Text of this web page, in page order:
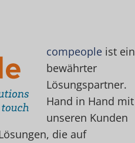
compeople ist ein
bewährter
Lösungspartner.
Hand in Hand mit
unseren Kunden
die auf